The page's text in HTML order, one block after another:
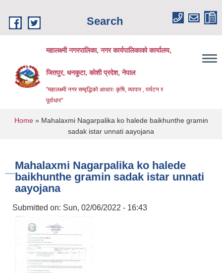
Search
महालक्ष्मी नगरपालिका, नगर कार्यपालिकाको कार्यालय,
जितपुर, धनकुटा, कोशी प्रदेश, नेपाल
"महालक्ष्मी नगर सम्वृद्धिको आधारः कृषि, व्यापार , पर्यटन र
पूर्वाधार"
You are here
Home» Mahalaxmi Nagarpalika ko halede baikhunthe gramin
sadak istar unnati aayojana
Mahalaxmi Nagarpalika ko halede
baikhunthe gramin sadak istar unnati
aayojana
Submitted on: Sun, 02/06/2022 - 16:43